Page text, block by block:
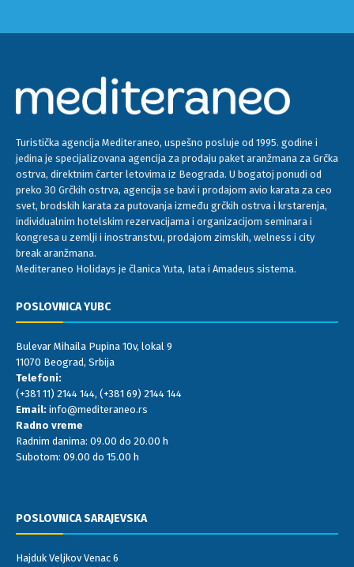
Turistička agencija Mediteraneo, uspešno posluje od 1995. godine i
jedina je specijalizovana agencija za prodaju paket aranžmana za Grčka
ostrva, direktnim čarter letovima iz Beograda. U bogatoj ponudi od
preko 30 Grčkih ostrva, agencija se bavi i prodajom avio karata za ceo
svet, brodskih karata za putovanja između grčkih ostrva i krstarenja,
individualnim hotelskim rezervacijama i organizacijom seminara i
kongresa u zemlji i inostranstvu, prodajom zimskih, welness i city
break aranžmana.
Mediteraneo Holidays je članica Yuta, Iata i Amadeus sistema.
POSLOVNICA YUBC
Bulevar Mihaila Pupina 10v, lokal 9
11070 Beograd, Srbija
Telefoni:
(+381 11) 2144 144, (+381 69) 2144 144
Email: info@mediteraneo.rs
Radno vreme
Radnim danima: 09.00 do 20.00 h
Subotom: 09.00 do 15.00 h
POSLOVNICA SARAJEVSKA
Hajduk Veljkov Venac 6